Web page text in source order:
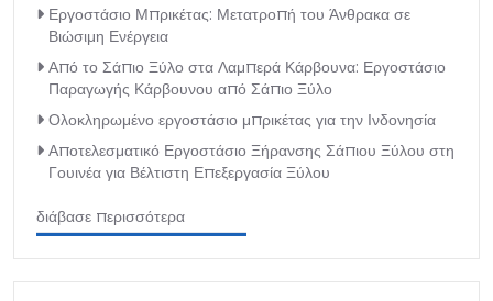
Εργοστάσιο Μπρικέτας: Μετατροπή του Άνθρακα σε
Βιώσιμη Ενέργεια
Από το Σάπιο Ξύλο στα Λαμπερά Κάρβουνα: Εργοστάσιο
Παραγωγής Κάρβουνου από Σάπιο Ξύλο
Ολοκληρωμένο εργοστάσιο μπρικέτας για την Ινδονησία
Αποτελεσματικό Εργοστάσιο Ξήρανσης Σάπιου Ξύλου στη
Γουινέα για Βέλτιστη Επεξεργασία Ξύλου
διάβασε περισσότερα